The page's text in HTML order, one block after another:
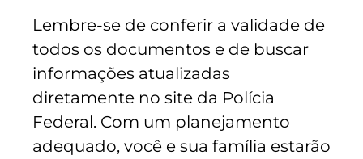
Lembre-se de conferir a validade de
todos os documentos e de buscar
informações atualizadas
diretamente no site da Polícia
Federal. Com um planejamento
adequado, você e sua família estarão